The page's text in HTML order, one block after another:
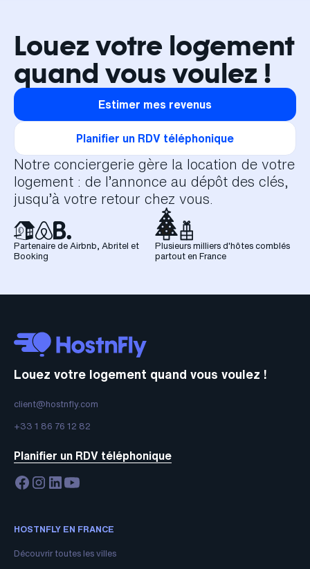
Louez votre logement
quand vous voulez !
Estimer mes revenus
Planifier un RDV téléphonique
Notre conciergerie gère la location de votre
logement : de l’annonce au dépôt des clés,
jusqu’à votre retour chez vous.
Partenaire de Airbnb, Abritel et
Booking
Plusieurs milliers d'hôtes comblés
partout en France
Louez votre logement quand vous voulez !
client@hostnfly.com
+33 1 86 76 12 82
Planifier un RDV téléphonique
HOSTNFLY EN FRANCE
Découvrir toutes les villes